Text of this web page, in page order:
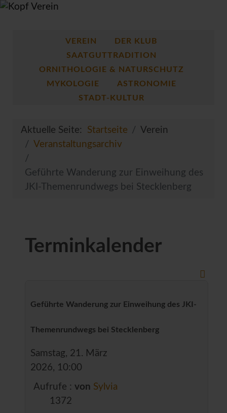
VEREIN
DER KLUB
SAATGUTTRADITION
ORNITHOLOGIE & NATURSCHUTZ
MYKOLOGIE
ASTRONOMIE
STADT-KULTUR
Aktuelle Seite: Startseite
Verein
Veranstaltungsarchiv
Geführte Wanderung zur Einweihung des
JKI-Themenrundwegs bei Stecklenberg
Terminkalender
Geführte Wanderung zur Einweihung des JKI-
Themenrundwegs bei Stecklenberg
Samstag, 21. März
2026, 10:00
Aufrufe :
1372
von Sylvia